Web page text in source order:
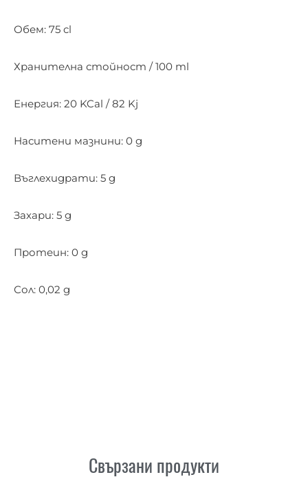
Обем: 75 cl
Хранителна стойност / 100 ml
Енергия: 20 KCal / 82 Kj
Наситени мазнини: 0 g
Въглехидрати: 5 g
Захари: 5 g
Протеин: 0 g
Сол: 0,02 g
Свързани продукти